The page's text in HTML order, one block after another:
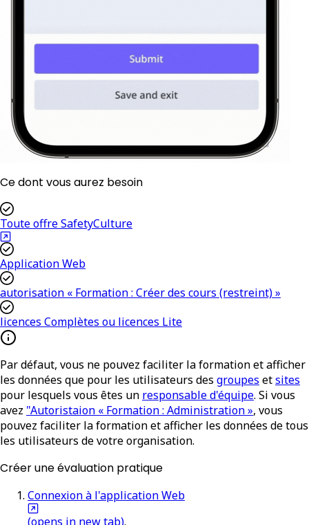
Ce dont vous aurez besoin
Toute offre SafetyCulture
Application Web
autorisation « Formation : Créer des cours (restreint) »
licences Complètes ou licences Lite
Par défaut, vous ne pouvez faciliter la formation et afficher
les données que pour les utilisateurs des groupes etsites
pour lesquels vous êtes un responsable d'équipe. Si vous
avez "Autoristaion « Formation : Administration », vous
pouvez faciliter la formation et afficher les données de tous
les utilisateurs de votre organisation.
Créer une évaluation pratique
Connexion à l'application Web
(opens in new tab).